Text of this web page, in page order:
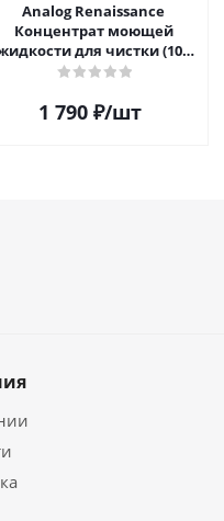
Analog Renaissance
Концентрат моющей
для чистки (100
мл)
1 790₽/шт